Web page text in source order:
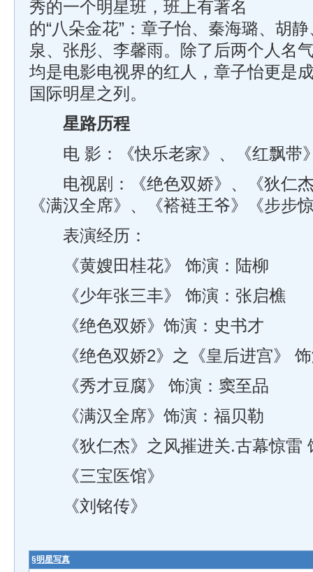
秀的一个明星班，班上有著名
的“八朵金花”：章子怡、秦海璐、胡
泉、张彤、李馨雨。除了后两个人名
均是电影电视界的红人，章子怡更是
国际明星之列。
星路历程
电 影：《快乐老家》、《红飘带
电视剧：《绝色双娇》、《狄仁杰
《满汉全席》、《褡裢王爷》《步步
表演经历：
《黄嫂田桂花》 饰演：陆柳
《少年张三丰》 饰演：张启樵
《绝色双娇》饰演：史书才
《绝色双娇2》之《皇后进宫》 饰
《秀才豆腐》 饰演：窦至品
《满汉全席》饰演：福贝勒
《狄仁杰》之风摧进关.古幕惊雷
《三宝医馆》
《刘铭传》
§明星写真